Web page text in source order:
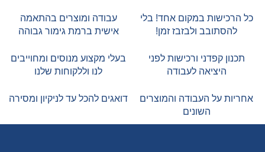
כל הרכישות במקום אחד! בלי
להסתובב ולבזבז זמן!
עבודה ומוצרים בהתאמה
אישית ברמת גימור גבוהה
תכנון קפדני ורכישות לפני
היציאה לעבודה
בעלי מקצוע מנוסים ומחוייבים
לנו וללקוחות שלנו
אחריות על העבודה והמוצרים
השונים
דואגים להכל עד לניקיון ומסירה